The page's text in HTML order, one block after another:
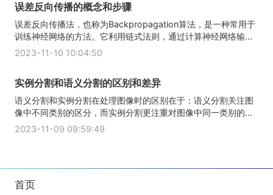
误差反向传播的概念和步骤
误差反向传播法，也称为Backpropagation算法，是一种常用于
训练神经网络的方法。它利用链式法则，通过计算神经网络输...
2023-11-10 10:04:50
实例分割和语义分割的区别和差异
语义分割和实例分割在处理图像时的区别在于：语义分割关注图
像中不同类别的区分，而实例分割更注重对图像中同一类别的...
2023-11-09 09:59:49
首页